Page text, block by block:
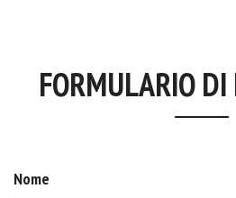
FORMULARIO DI
Nome